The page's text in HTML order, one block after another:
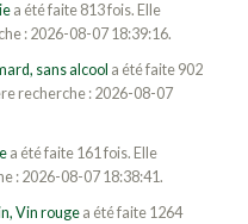
a été faite 813 fois. Elle
: 2026-08-07 18:39:16.
sans alcool a été faite 902
recherche : 2026-08-07
a été faite 161 fois. Elle
: 2026-08-07 18:38:41.
Vin rougea été faite 1264